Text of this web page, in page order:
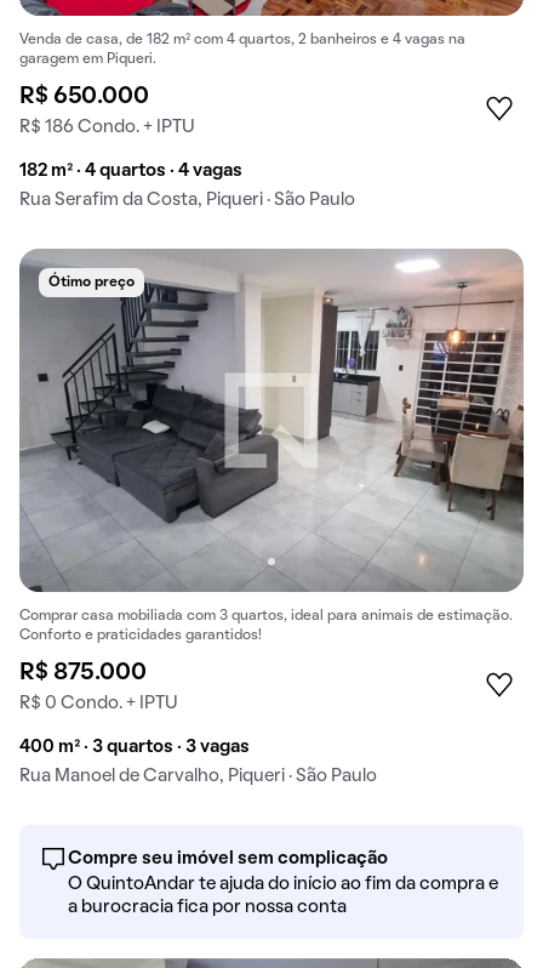
Venda de casa, de 182 m² com 4 quartos, 2 banheiros e 4 vagas na
garagem em Piqueri.
R$ 650.000
R$ 186 Condo. + IPTU
182 m² · 4 quartos · 4 vagas
Rua Serafim da Costa, Piqueri · São Paulo
Ótimo preço
Comprar casa mobiliada com 3 quartos, ideal para animais de estimação.
Conforto e praticidades garantidos!
R$ 875.000
R$ 0 Condo. + IPTU
400 m² · 3 quartos · 3 vagas
Rua Manoel de Carvalho, Piqueri · São Paulo
Compre seu imóvel sem complicação
O QuintoAndar te ajuda do início ao fim da compra e
a burocracia fica por nossa conta